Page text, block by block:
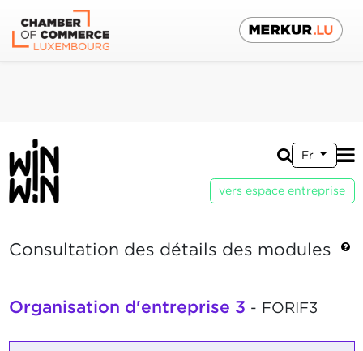
Fr
vers espace entreprise
Consultation des détails des modules
Organisation d'entreprise 3 - FORIF3